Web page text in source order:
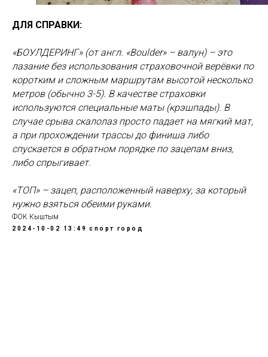
ДЛЯ СПРАВКИ:
«БОУЛДЕРИНГ» (от англ. «Boulder» – валун) – это
лазание без использования страховочной верёвки по
коротким и сложным маршрутам высотой несколько
метров (обычно 3-5). В качестве страховки
используются специальные маты (крэшпады). В
случае срыва скалолаз просто падает на мягкий мат,
а при прохождении трассы до финиша либо
спускается в обратном порядке по зацепам вниз,
либо спрыгивает.
«ТОП» – зацеп, расположенный наверху, за который
нужно взяться обеими руками.
ФОК Кыштым
2024-10-02 13:49 спорт город